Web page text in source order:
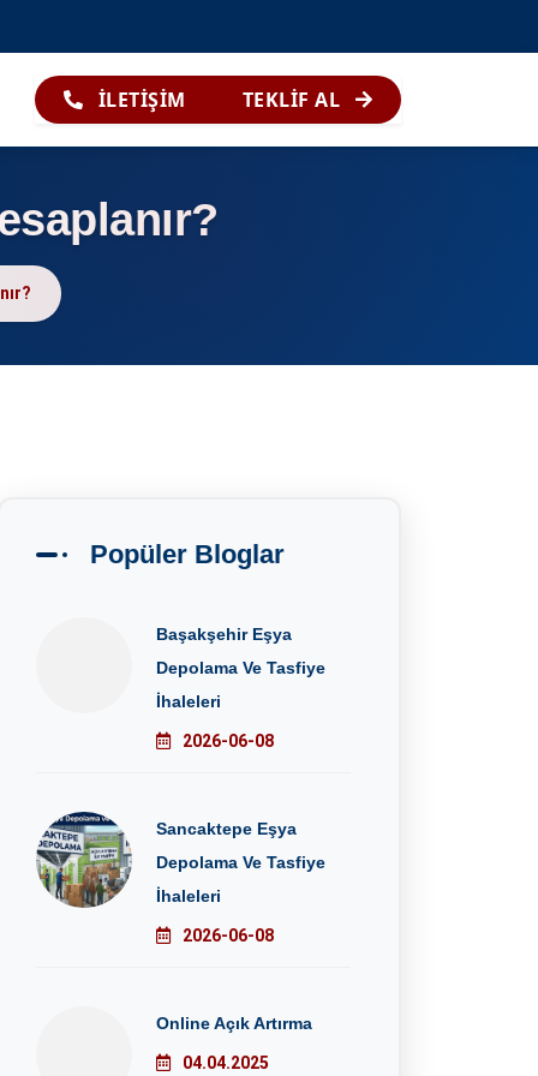
İLETİŞİM TEKLİF AL
Popüler Bloglar
Başakşehir Eşya
Depolama Ve Tasfiye
İhaleleri
2026-06-08
Sancaktepe Eşya
Depolama Ve Tasfiye
İhaleleri
2026-06-08
Online Açık Artırma
04.04.2025